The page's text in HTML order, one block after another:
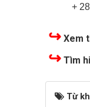
+
↪ Xem
↪ Tìm
Từ